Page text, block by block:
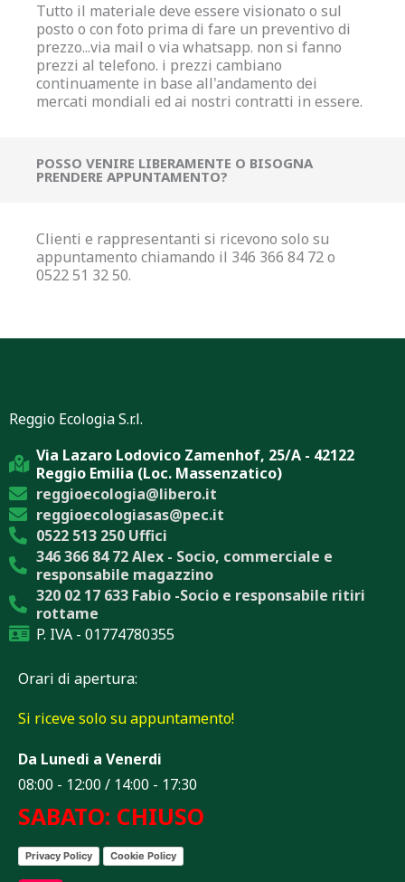
Tutto il materiale deve essere visionato o sul
posto o con foto prima di fare un preventivo di
prezzo...via mail o via whatsapp. non si fanno
prezzi al telefono. i prezzi cambiano
continuamente in base all'andamento dei
mercati mondiali ed ai nostri contratti in essere.
POSSO VENIRE LIBERAMENTE O BISOGNA
PRENDERE APPUNTAMENTO?
Clienti e rappresentanti si ricevono solo su
appuntamento chiamando il 346 366 84 72 o
0522 51 32 50.
Reggio Ecologia S.r.l.
Via Lazaro Lodovico Zamenhof, 25/A - 42122
Reggio Emilia (Loc. Massenzatico)
reggioecologia@libero.it
reggioecologiasas@pec.it
0522 513 250 Uffici
346 366 84 72 Alex - Socio, commerciale e
responsabile magazzino
320 02 17 633 Fabio -Socio e responsabile ritiri
rottame
P. IVA - 01774780355
Orari di apertura:
Si riceve solo su appuntamento!
Da Lunedi a Venerdi
08:00 - 12:00 / 14:00 - 17:30
SABATO: CHIUSO
Privacy Policy Cookie Policy